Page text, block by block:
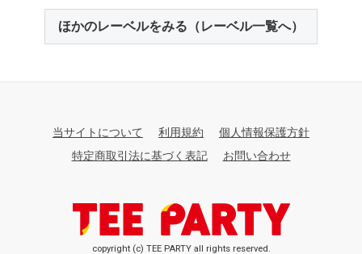
ほかのレーベルをみる（レーベル一覧へ）
当サイトについて 利用規約
個人情報保護方針
特定商取引法に基づく表記
お問い合わせ
copyright (c) TEE PARTY all rights reserved.